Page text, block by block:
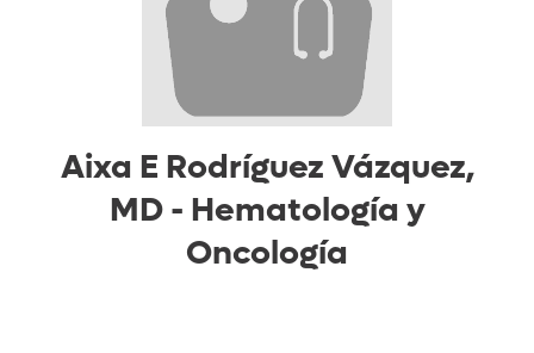
Aixa E Rodríguez Vázquez,
MD - Hematología y
Oncología